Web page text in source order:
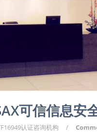
可信信息安
认证咨询机构 /